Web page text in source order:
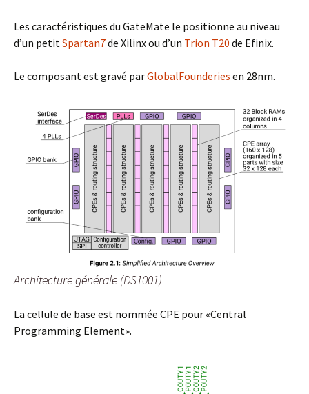
Les caractéristiques du GateMate le positionne au niveau
d’un petit Spartan7de Xilinx ou d’un Trion T20 de Efinix.
Le composant est gravé parGlobalFounderies en 28nm.
Architecture générale (DS1001)
La cellule de base est nommée CPE pour «Central
Programming Element».